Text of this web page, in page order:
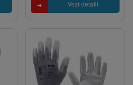
Vezi detalii